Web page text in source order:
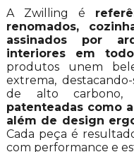
A Zwilling é
renomados,
assinados por
interiores em
produtos unem
extrema,
de alto carbono,
patenteadas como a
além de design
Cada peça é
com performance e